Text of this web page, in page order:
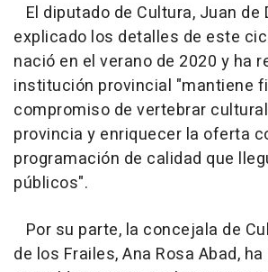
El diputado de Cultura, Juan de
explicado los detalles de este
nació en el verano de 2020 y ha
institución provincial "mantiene
compromiso de vertebrar
provincia y enriquecer la oferta
programación de calidad que
públicos".
Por su parte, la concejala de
de los Frailes, Ana Rosa Abad,